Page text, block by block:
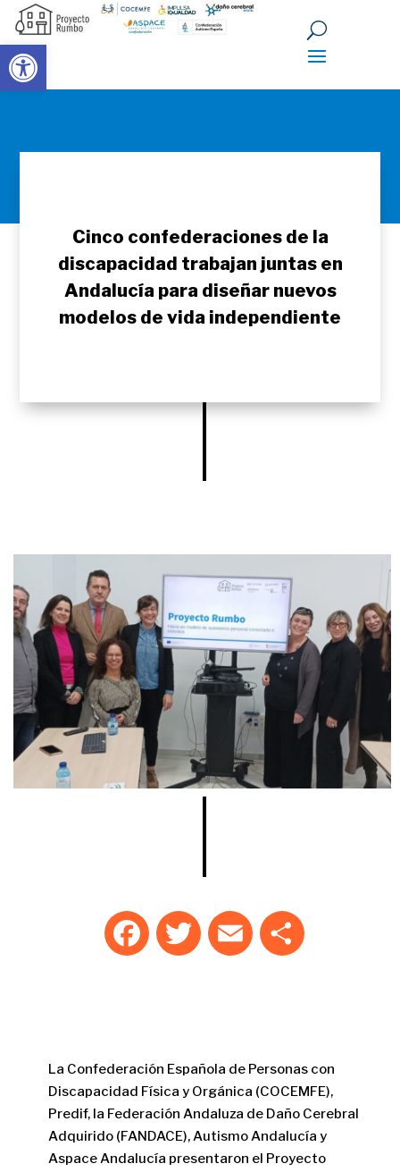
Abrir barra de herramientas
Cinco confederaciones de la
discapacidad trabajan juntas en
Andalucía para diseñar nuevos
modelos de vida independiente
F
a
o
o
k
T
w
E
m
ti
r
La Confederación Española de Personas con
Discapacidad Física y Orgánica (COCEMFE),
Predif, la Federación Andaluza de Daño Cerebral
Adquirido (FANDACE), Autismo Andalucía y
Aspace Andalucía presentaron el Proyecto